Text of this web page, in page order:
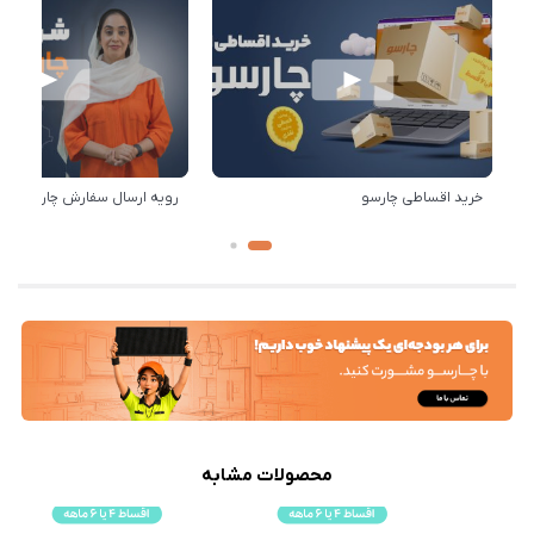
خرید اقساطی چارسو رویه ارسال سفارش چارسو
محصولات مشابه